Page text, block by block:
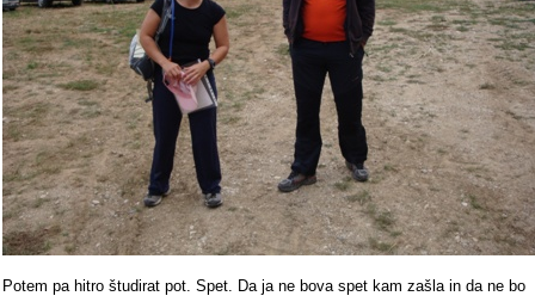
Potem pa hitro študirat pot. Spet. Da ja ne bova spet kam zašla in da ne bo